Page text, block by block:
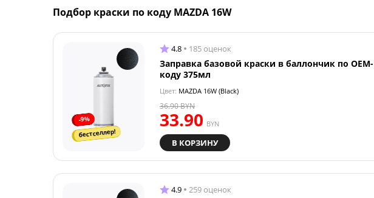
Подбор краски по коду MAZDA 16W
-9%
бестселлер!
4.8 185 оценок
Заправка базовой краски в баллончик по OEM-
коду 375мл
Цвет: MAZDA 16W (Black)
33.90 BYN
36.90BYN
В КОРЗИНУ
4.9 259 оценок